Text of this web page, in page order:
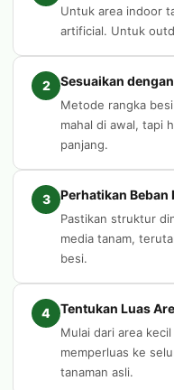
Untuk area indoor
artificial. Untuk
2 Sesuaikan
Metode rangka
mahal di awal, tapi
panjang.
3 Perhatikan Beban
Pastikan struktur
media tanam,
besi.
4 Tentukan Luas
Mulai dari area
memperluas ke
tanaman asli.